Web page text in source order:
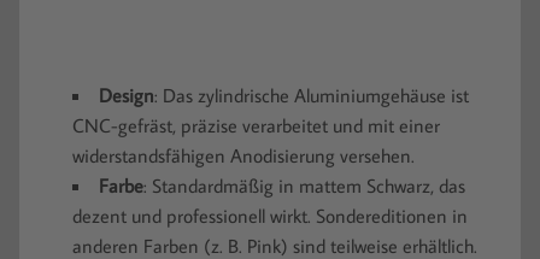
Design: Das zylindrische Aluminiumgehäuse ist
CNC-gefräst, präzise verarbeitet und mit einer
widerstandsfähigen Anodisierung versehen.
Farbe: Standardmäßig in mattem Schwarz, das
dezent und professionell wirkt. Sondereditionen in
anderen Farben (z. B. Pink) sind teilweise erhältlich.